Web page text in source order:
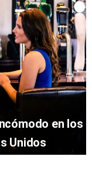
en los
Unidos